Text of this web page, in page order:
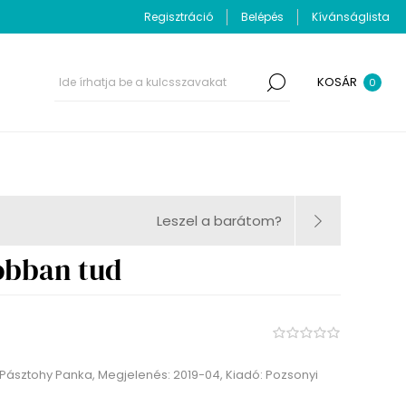
Regisztráció Belépés Kívánságlista
KOSÁR 0
Leszel a barátom?
tud
Panka, Megjelenés: 2019-04, Kiadó: Pozsonyi